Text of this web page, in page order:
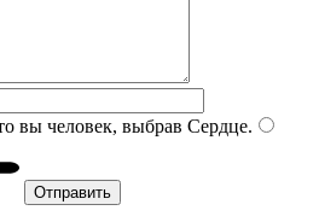
вы человек, выбрав Сердце.